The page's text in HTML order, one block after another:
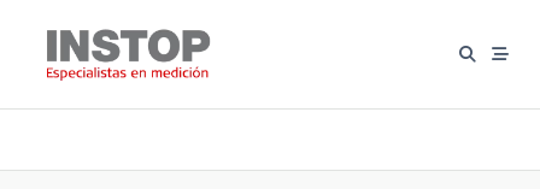
contenido